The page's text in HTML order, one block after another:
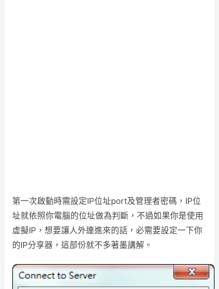
第一次啟動時需設定IP位址port及管理者密碼，IP位
址就依照你電腦的位址做為判斷，不過如果你是使用
虛擬IP，想要讓人外連進來的話，必需要設定一下你
的IP分享器，這部份就不多著墨講解。